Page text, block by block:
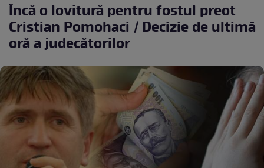
Încă o lovitură pentru fostul preot
Cristian Pomohaci / Decizie de ultimă
oră a judecătorilor